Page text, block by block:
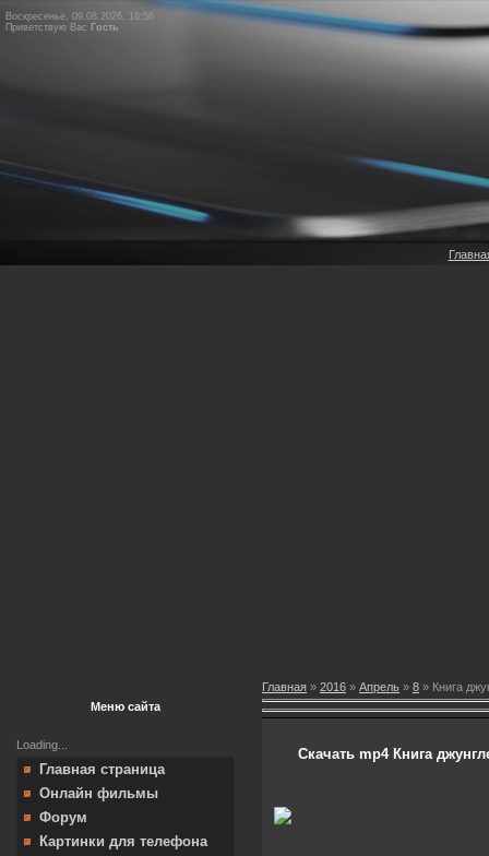
Воскресенье, 09.08.2026, 18:56
Приветствую Вас Гость
Меню сайта
Loading...
Главная страница
Онлайн фильмы
Форум
Картинки для телефона
Главная » 2016 » Апрель » 8 » Книга
Скачать mp4 Книга